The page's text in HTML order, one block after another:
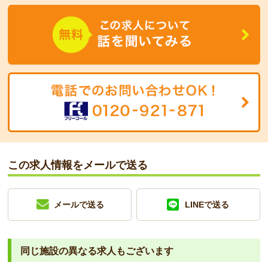
この求人情報をメールで送る
メールで送る LINEで送る
同じ施設の異なる求人もございます